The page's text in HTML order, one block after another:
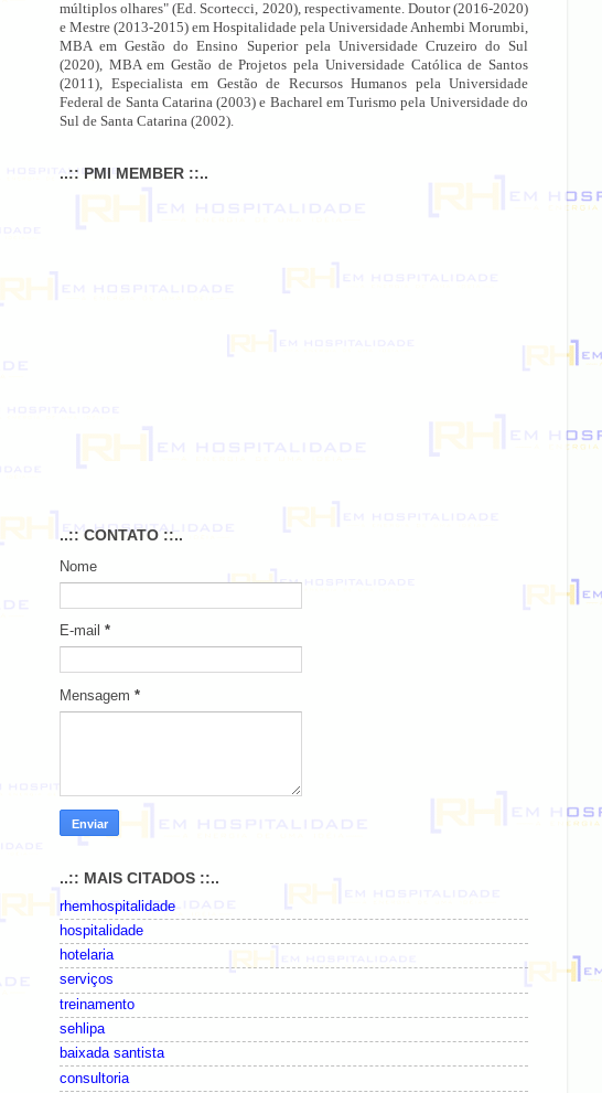
múltiplos olhares" (Ed. Scortecci, 2020), respectivamente. Doutor (2016-2020)
e Mestre (2013-2015) em Hospitalidade pela Universidade Anhembi Morumbi,
MBA em Gestão do Ensino Superior pela Universidade Cruzeiro do Sul
(2020), MBA em Gestão de Projetos pela Universidade Católica de Santos
(2011), Especialista em Gestão de Recursos Humanos pela Universidade
Federal de Santa Catarina (2003) e Bacharel em Turismo pela Universidade do
Sul de Santa Catarina (2002).
..:: PMI MEMBER ::..
..:: CONTATO ::..
Nome
E-mail *
Mensagem *
..:: MAIS CITADOS ::..
rhemhospitalidade
hospitalidade
hotelaria
serviços
treinamento
sehlipa
baixada santista
consultoria